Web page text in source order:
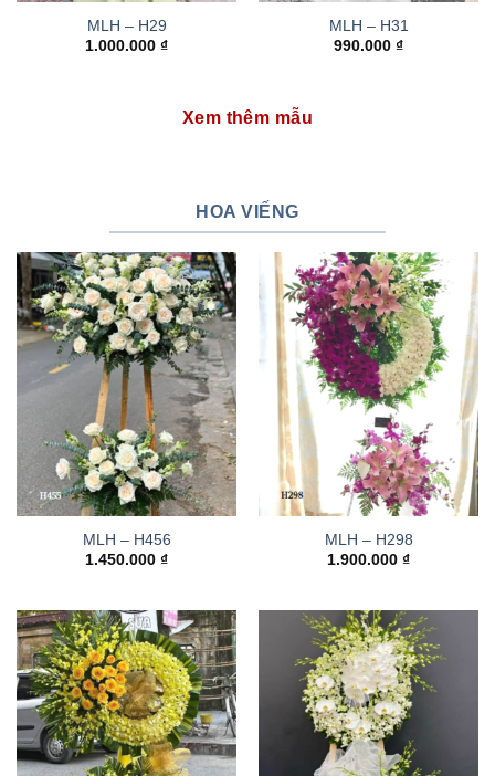
MLH – H29
1.000.000 ₫
MLH – H31
990.000 ₫
Xem thêm mẫu
HOA VIẾNG
MLH – H456
1.450.000 ₫
MLH – H298
1.900.000 ₫